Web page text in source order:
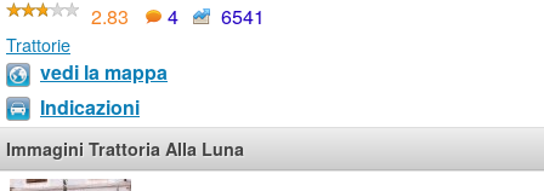
2.83
4 6541
Trattorie
vedi la mappa
Indicazioni
Immagini Trattoria Alla Luna